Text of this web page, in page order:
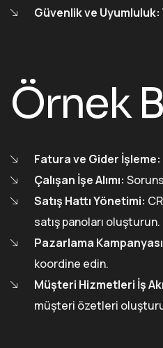
Güvenlik ve Uyumluluk:
Örnek
Fatura ve Gider İşleme:
Çalışan İşe Alımı:
Satış Hattı Yönetimi:
satış panoları oluşturun.
Pazarlama
koordine edin.
Müşteri Hizmetleri İş
müşteri özetleri